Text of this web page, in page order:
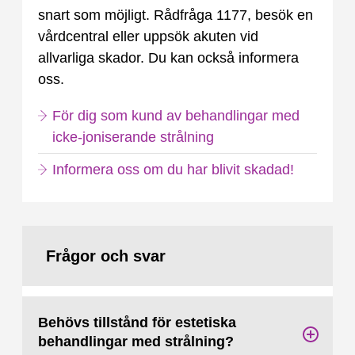
snart som möjligt. Rådfråga 1177, besök en
vårdcentral eller uppsök akuten vid
allvarliga skador. Du kan också informera
oss.
För dig som kund av behandlingar med
icke-joniserande strålning
Informera oss om du har blivit skadad!
Frågor och svar
Behövs tillstånd för estetiska
behandlingar med strålning?